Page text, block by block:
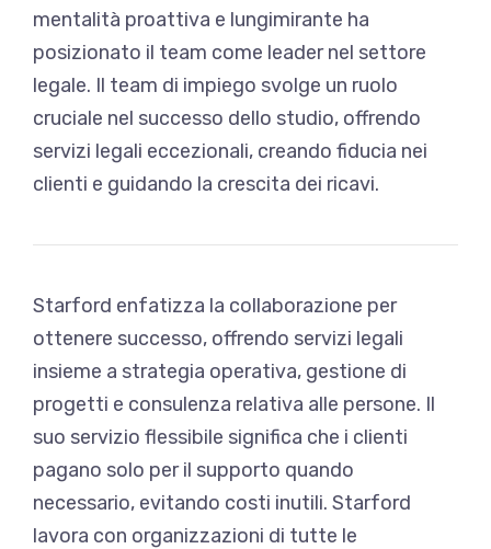
mentalità proattiva e lungimirante ha
posizionato il team come leader nel settore
legale. Il team di impiego svolge un ruolo
cruciale nel successo dello studio, offrendo
servizi legali eccezionali, creando fiducia nei
clienti e guidando la crescita dei ricavi.
Starford enfatizza la collaborazione per
ottenere successo, offrendo servizi legali
insieme a strategia operativa, gestione di
progetti e consulenza relativa alle persone. Il
suo servizio flessibile significa che i clienti
pagano solo per il supporto quando
necessario, evitando costi inutili. Starford
lavora con organizzazioni di tutte le